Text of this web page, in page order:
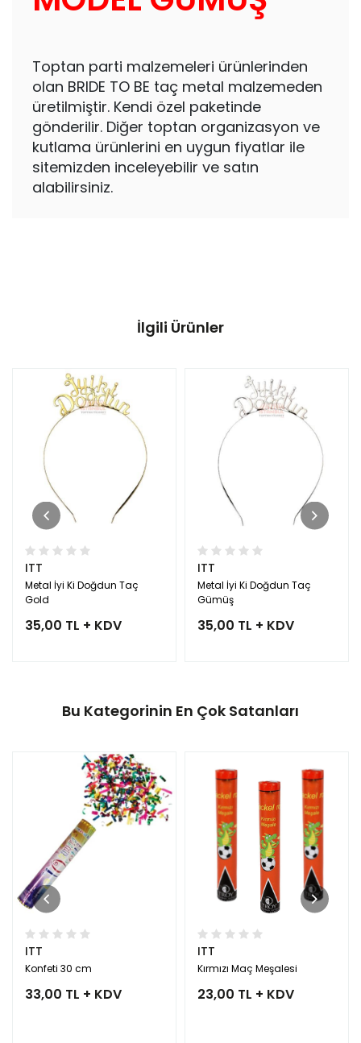
Toptan parti malzemeleri ürünlerinden
olan BRIDE TO BE taç metal malzemeden
üretilmiştir. Kendi özel paketinde
gönderilir. Diğer toptan organizasyon ve
kutlama ürünlerini en uygun fiyatlar ile
sitemizden inceleyebilir ve satın
alabilirsiniz.
İlgili Ürünler
ITT
Metal İyi Ki Doğdun Taç
Gold
35,00 TL + KDV
ITT
Metal İyi Ki Doğdun Taç
Gümüş
35,00 TL + KDV
Bu Kategorinin En Çok Satanları
ITT
Konfeti 30 cm
33,00 TL + KDV
ITT
Kırmızı Maç Meşalesi
23,00 TL + KDV